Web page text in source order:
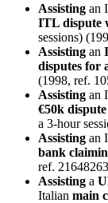
Assisting an
ITL dispute
sessions)
Assisting an
disputes for
(1998, ref.
Assisting an
€50k
a 3-hour
Assisting an
bank
ref.
Assisting a
Italian main